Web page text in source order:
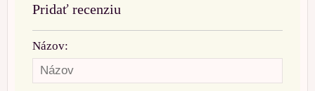
Pridať recenziu
Názov: